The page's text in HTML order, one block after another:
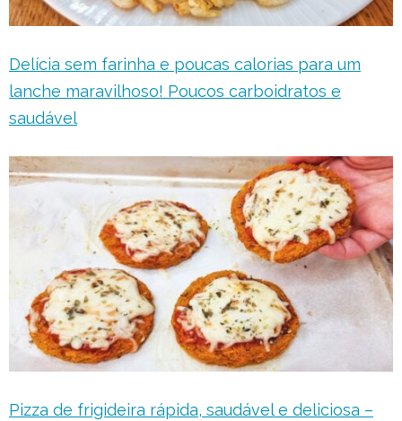
Delícia sem farinha e poucas calorias para um
lanche maravilhoso! Poucos carboidratos e
saudável
Pizza de frigideira rápida, saudável e deliciosa –